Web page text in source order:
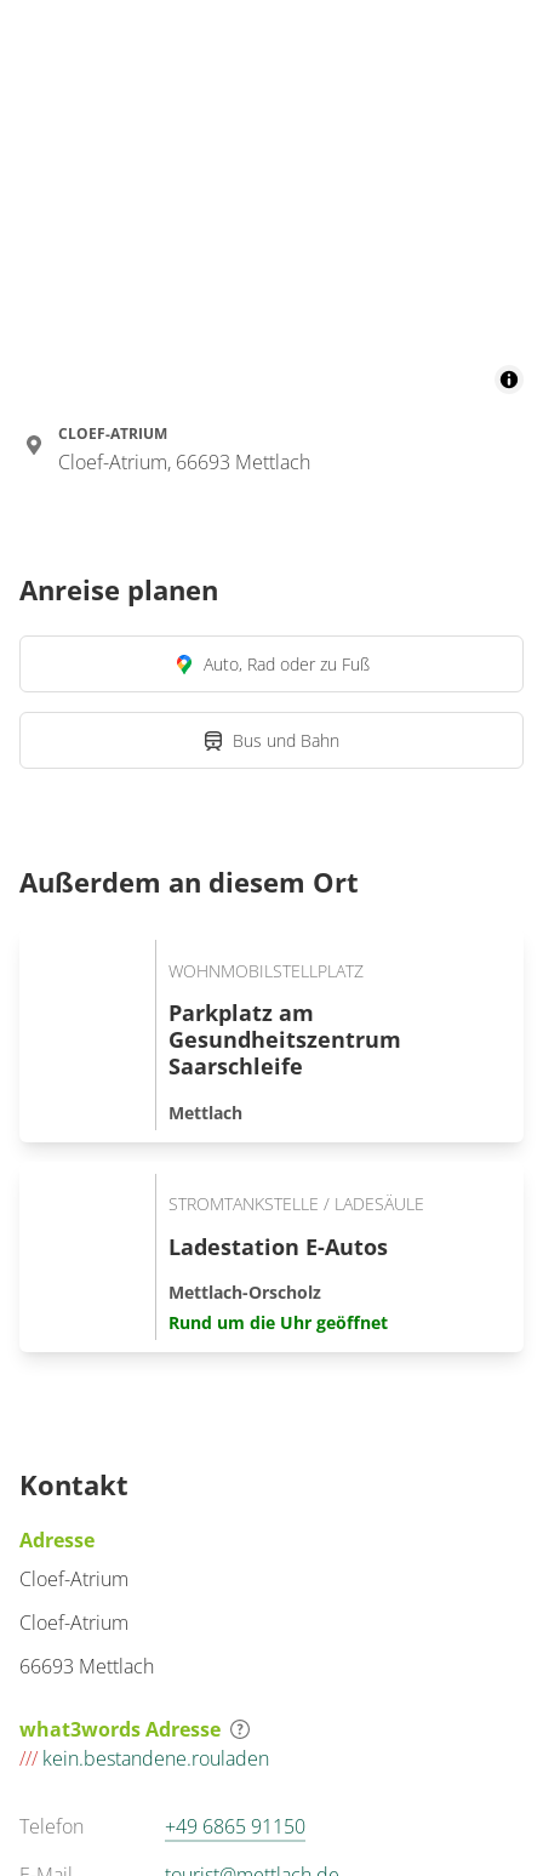
CLOEF-ATRIUM
Cloef-Atrium, 66693 Mettlach
Anreise planen
Auto, Rad oder zu Fuß
Bus und Bahn
Außerdem an diesem Ort
WOHNMOBILSTELLPLATZ
Parkplatz am
Gesundheitszentrum
Saarschleife
Mettlach
STROMTANKSTELLE / LADESÄULE
Ladestation E-Autos
Mettlach-Orscholz
Rund um die Uhr geöffnet
Kontakt
Adresse
Cloef-Atrium
Cloef-Atrium
66693 Mettlach
what3words Adresse
/// kein.bestandene.rouladen
Telefon
+49 6865 91150